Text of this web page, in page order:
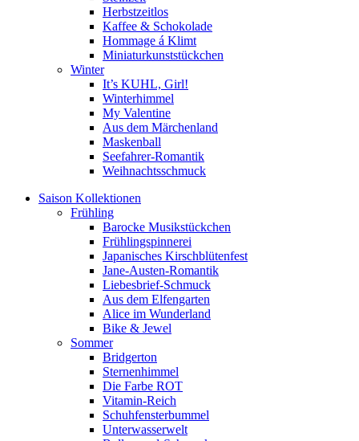
Herbstzeitlos
Kaffee & Schokolade
Hommage á Klimt
Miniaturkunststückchen
Winter
It’s KUHL, Girl!
Winterhimmel
My Valentine
Aus dem Märchenland
Maskenball
Seefahrer-Romantik
Weihnachtsschmuck
Saison Kollektionen
Frühling
Barocke Musikstückchen
Frühlingspinnerei
Japanisches Kirschblütenfest
Jane-Austen-Romantik
Liebesbrief-Schmuck
Aus dem Elfengarten
Alice im Wunderland
Bike & Jewel
Sommer
Bridgerton
Sternenhimmel
Die Farbe ROT
Vitamin-Reich
Schuhfensterbummel
Unterwasserwelt